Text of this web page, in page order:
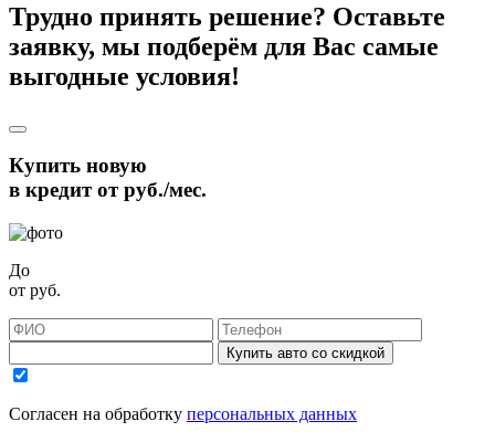
Трудно принять решение? Оставьте
заявку, мы подберём для Вас самые
выгодные условия!
Купить новую
в кредит отруб./мес.
До
от руб.
Купить авто со скидкой
Согласен на обработку персональных данных